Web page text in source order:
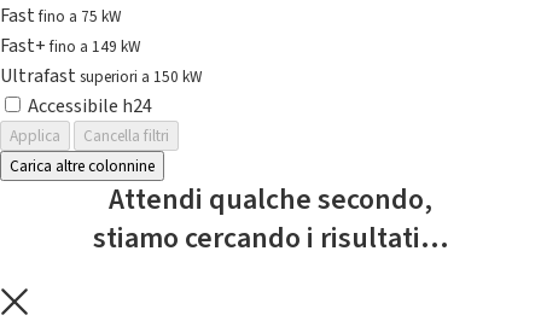
Fastfino a 75 kW
Fast+fino a 149 kW
Ultrafast superiori a 150 kW
Accessibile h24
Applica
Cancella filtri
Carica altre colonnine
Attendi qualche secondo,
stiamo cercando i risultati...